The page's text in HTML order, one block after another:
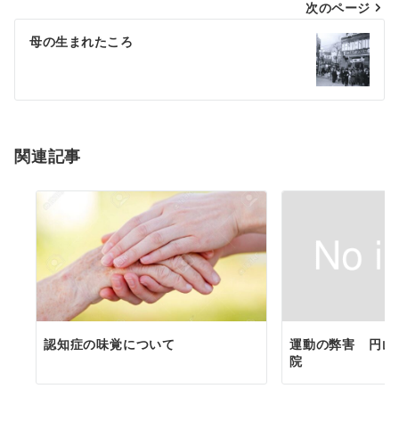
次のページ
母の生まれたころ
関連記事
認知症の味覚について
運動の弊害 円山
院